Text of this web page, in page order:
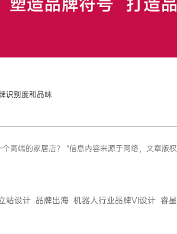
识别度和品味
高端的家居店？ ”信息内容来源于网络，文章
站设计 品牌出海 机器人行业品牌VI设计 睿